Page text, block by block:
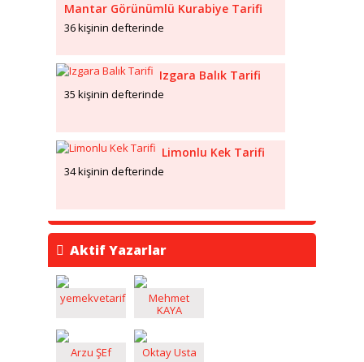
Mantar Görünümlü Kurabiye Tarifi
36 kişinin defterinde
Izgara Balık Tarifi
35 kişinin defterinde
Limonlu Kek Tarifi
34 kişinin defterinde
Aktif Yazarlar
yemekvetarifleri
Mehmet
KAYA
Arzu ŞEf Oktay Usta